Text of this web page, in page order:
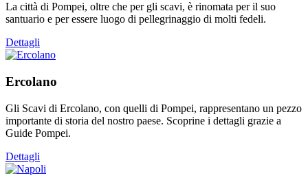
La città di Pompei, oltre che per gli scavi, è rinomata per il suo
santuario e per essere luogo di pellegrinaggio di molti fedeli.
Dettagli
Ercolano
Gli Scavi di Ercolano, con quelli di Pompei, rappresentano un pezzo
importante di storia del nostro paese. Scoprine i dettagli grazie a
Guide Pompei.
Dettagli